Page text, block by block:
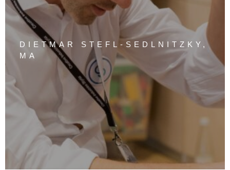
DIETMAR STEFL-SEDLNITZKY,
MA